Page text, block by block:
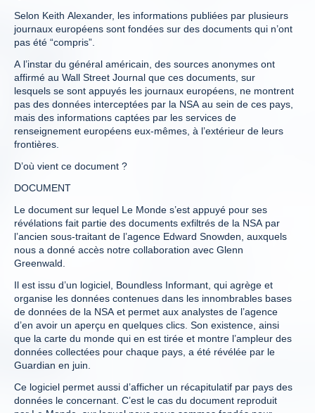
Selon Keith Alexander, les informations publiées par plusieurs
journaux européens sont fondées sur des documents qui n’ont
pas été “compris”.
A l’instar du général américain, des sources anonymes ont
affirmé au Wall Street Journal que ces documents, sur
lesquels se sont appuyés les journaux européens, ne montrent
pas des données interceptées par la NSA au sein de ces pays,
mais des informations captées par les services de
renseignement européens eux-mêmes, à l’extérieur de leurs
frontières.
D’où vient ce document ?
DOCUMENT
Le document sur lequel Le Monde s’est appuyé pour ses
révélations fait partie des documents exfiltrés de la NSA par
l’ancien sous-traitant de l’agence Edward Snowden, auxquels
nous a donné accès notre collaboration avec Glenn
Greenwald.
Il est issu d’un logiciel, Boundless Informant, qui agrège et
organise les données contenues dans les innombrables bases
de données de la NSA et permet aux analystes de l’agence
d’en avoir un aperçu en quelques clics. Son existence, ainsi
que la carte du monde qui en est tirée et montre l’ampleur des
données collectées pour chaque pays, a été révélée par le
Guardian en juin.
Ce logiciel permet aussi d’afficher un récapitulatif par pays des
données le concernant. C’est le cas du document reproduit